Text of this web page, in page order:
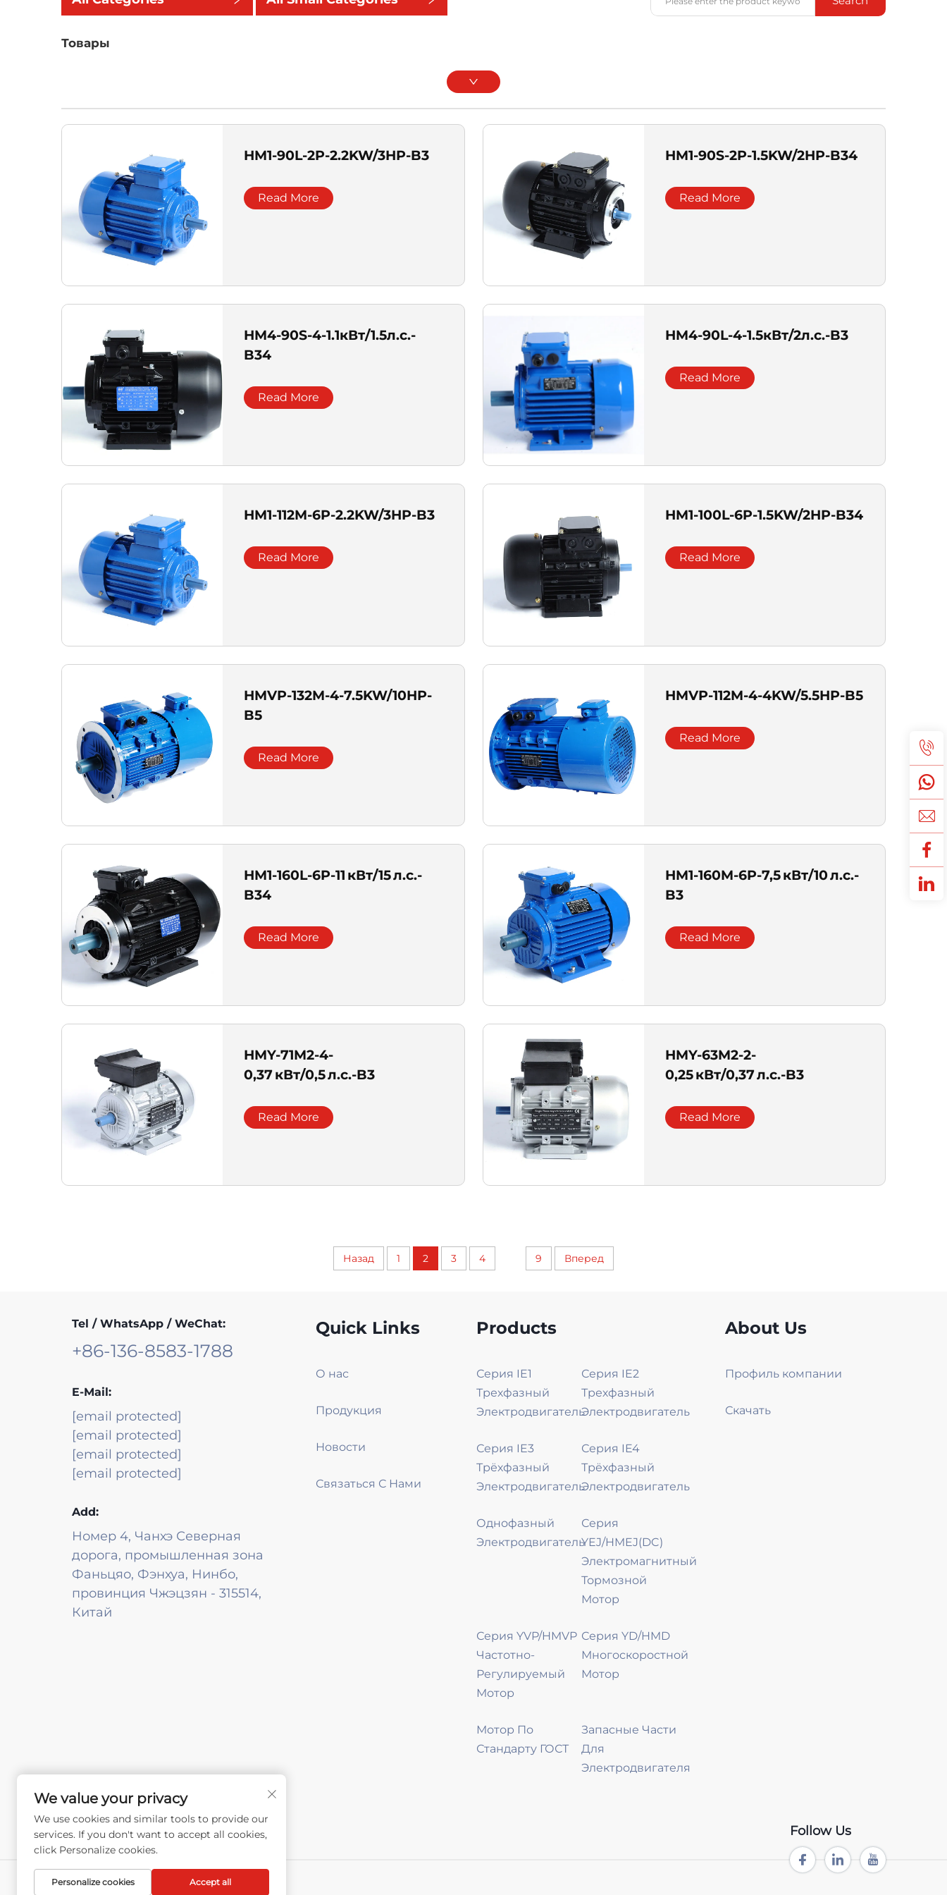
Товары
HM1-90L-2P-2.2KW/3HP-B3
Read More
HM1-90S-2P-1.5KW/2HP-B34
Read More
HM4-90S-4-1.1кВт/1.5л.с.-
B34
Read More
HM4-90L-4-1.5кВт/2л.с.-B3
Read More
HM1-112M-6P-2.2KW/3HP-B3
Read More
HM1-100L-6P-1.5KW/2HP-B34
Read More
HMVP-132M-4-7.5KW/10HP-
B5
Read More
HMVP-112M-4-4KW/5.5HP-B5
Read More
HM1-160L-6P-11 кВт/15 л.с.-
B34
Read More
HM1-160M-6P-7,5 кВт/10 л.с.-
B3
Read More
HMY-71M2-4-
0,37 кВт/0,5 л.с.-B3
Read More
HMY-63M2-2-
0,25 кВт/0,37 л.с.-B3
Read More
Назад 1 2 3 4 9 Вперед
Tel / WhatsApp / WeChat:
+86-136-8583-1788
E-Mail:
[email protected]
[email protected]
[email protected]
[email protected]
Add:
Номер 4, Чанхэ Северная
дорога, промышленная зона
Фаньцяо, Фэнхуа, Нинбо,
провинция Чжэцзян - 315514,
Китай
Quick Links
О нас
Продукция
Новости
Связаться С Нами
Products
Серия IE1
Трехфазный
Электродвигатель
Серия IE2
Трехфазный
Электродвигатель
Серия IE3
Трёхфазный
Электродвигатель
Серия IE4
Трёхфазный
Электродвигатель
Однофазный
Электродвигатель
Серия
YEJ/HMEJ(DC)
Электромагнитный
Тормозной
Мотор
Серия YVP/HMVP
Частотно-
Регулируемый
Мотор
Серия YD/HMD
Многоскоростной
Мотор
Мотор По
Стандарту ГОСТ
Запасные Части
Для
Электродвигателя
About Us
Профиль компании
Скачать
Follow Us
We value your privacy
We use cookies and similar tools to provide our
services. If you don't want to accept all cookies,
click Personalize cookies.
Personalize cookies Accept all